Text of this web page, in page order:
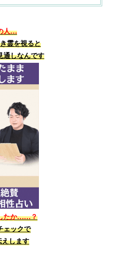
人…
霊を視ると
通しなんです
たか……？
ェックで
します